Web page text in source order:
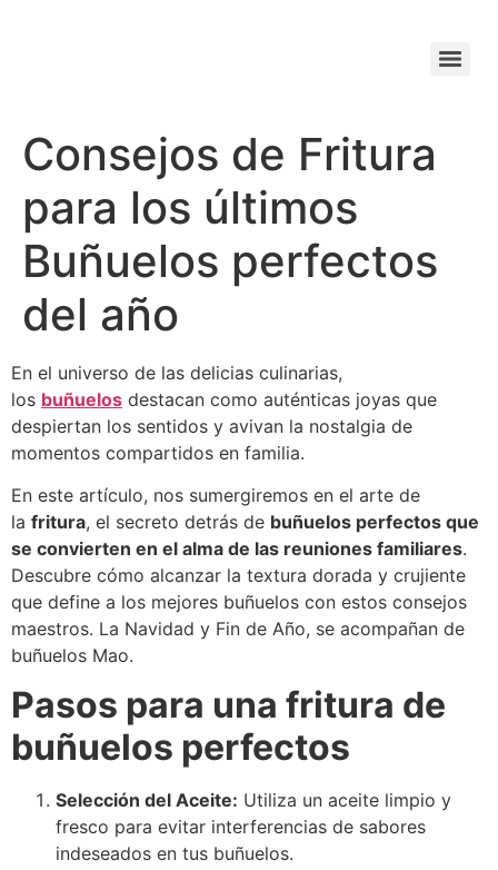
Consejos de Fritura
para los últimos
Buñuelos perfectos
del año
En el universo de las delicias culinarias,
los buñuelos destacan como auténticas joyas que
despiertan los sentidos y avivan la nostalgia de
momentos compartidos en familia.
En este artículo, nos sumergiremos en el arte de
la fritura, el secreto detrás de buñuelos perfectos que
se convierten en el alma de las reuniones familiares.
Descubre cómo alcanzar la textura dorada y crujiente
que define a los mejores buñuelos con estos consejos
maestros. La Navidad y Fin de Año, se acompañan de
buñuelos Mao.
Pasos para una fritura de
buñuelos perfectos
Selección del Aceite: Utiliza un aceite limpio y
fresco para evitar interferencias de sabores
indeseados en tus buñuelos.